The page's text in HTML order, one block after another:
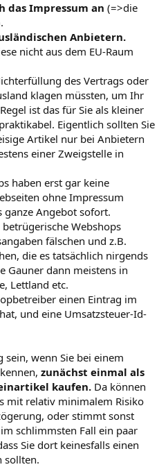
das Impressum an (=>die
Anbietern.
nicht aus dem EU-Raum
des Vertrags oder
klagen müssten, um Ihr
ist das für Sie als kleiner
Eigentlich sollten Sie
Artikel nur bei Anbietern
einer Zweigstelle in
haben erst gar keine
ohne Impressum
ganze Angebot sofort.
Webshops
fälschen und z.B.
die es tatsächlich nirgends
Gauner dann meistens in
Lettland etc.
einen Eintrag im
und eine Umsatzsteuer-Id-
sein, wenn Sie bei einem
zunächst einmal als
kaufen. Da können
mit relativ minimalem Risiko
oder stimmt sonst
schlimmsten Fall ein paar
Sie dort keinesfalls einen
sollten.